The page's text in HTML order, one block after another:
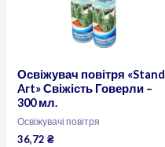
Освіжувач повітря «Stand
Art» Свіжість Говерли –
300 мл.
Освіжувачі повітря
36,72₴